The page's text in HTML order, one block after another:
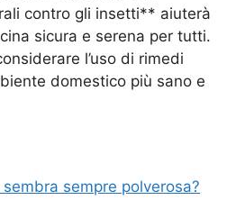
contro gli insetti** aiuterà
sicura e serena per tutti.
l’uso di rimedi
domestico più sano e
sempre polverosa?